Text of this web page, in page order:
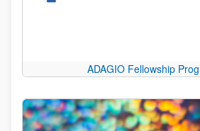
ADAGIO Fellowship